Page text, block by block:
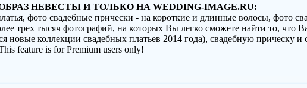
НЕВЕСТЫ И ТОЛЬКО НА WEDDING-IMAGE.RU:
фото свадебные прически - на короткие и длинные волосы, фото
трех тысяч фотографий, на которых Вы легко сможете найти то, что
новые коллекции свадебных платьев 2014 года), свадебную прическу
feature is for Premium users only!